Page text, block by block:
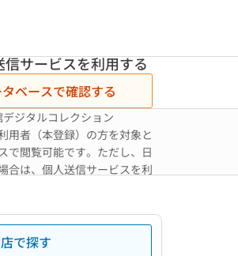
サービスを利用する
ベースで確認する
ジタルコレクション
用者（本登録）の方を対象と
で閲覧可能です。ただし、日
合は、個人送信サービスを利
で探す